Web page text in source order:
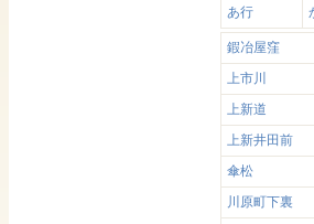
あ行
鍜冶屋窪
上市川
上新道
上新井田前
傘松
川原町下裏